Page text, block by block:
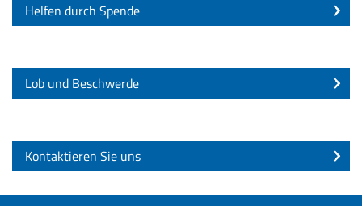
Helfen durch Spende
Lob und Beschwerde
Kontaktieren Sie uns